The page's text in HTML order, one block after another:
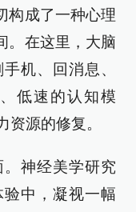
构成了一种心理
。在这里，大脑
机、回消息、
低速的认知模
源的修复。
神经美学研究
中，凝视一幅